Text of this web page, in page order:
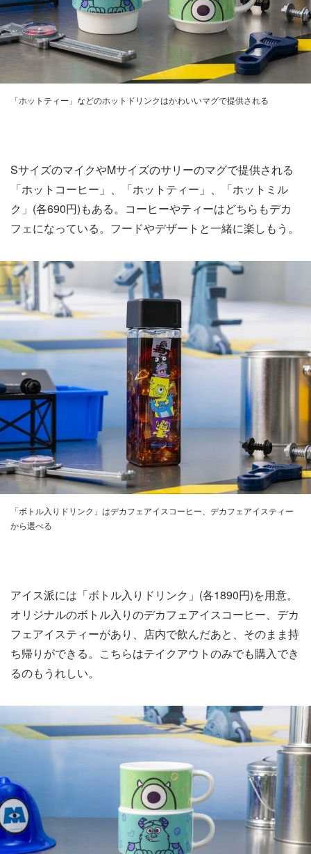
「ホットティー」などのホットドリンクはかわいいマグで提供される
SサイズのマイクやMサイズのサリーのマグで提供される
「ホットコーヒー」、「ホットティー」、「ホットミル
ク」(各690円)もある。コーヒーやティーはどちらもデカ
フェになっている。フードやデザートと一緒に楽しもう。
「ボトル入りドリンク」はデカフェアイスコーヒー、デカフェアイスティー
から選べる
アイス派には「ボトル入りドリンク」(各1890円)を用意。
オリジナルのボトル入りのデカフェアイスコーヒー、デカ
フェアイスティーがあり、店内で飲んだあと、そのまま持
ち帰りができる。こちらはテイクアウトのみでも購入でき
るのもうれしい。